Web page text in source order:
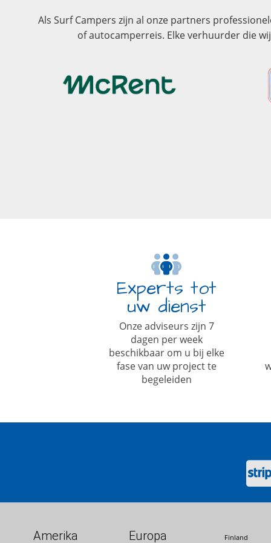
Als Surf Campers zijn al onze partners
of autocamperreis. Elke verhuurder die
Experts tot
uw dienst
Onze adviseurs zijn 7
dagen per week
beschikbaar om u bij elke
fase van uw project te
begeleiden
Amerika Europa
Finland